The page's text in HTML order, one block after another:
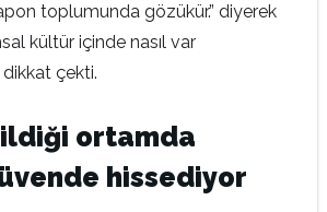
toplumunda gözükür.” diyerek
kültür içinde nasıl var
çekti.
ortamda
hissediyor